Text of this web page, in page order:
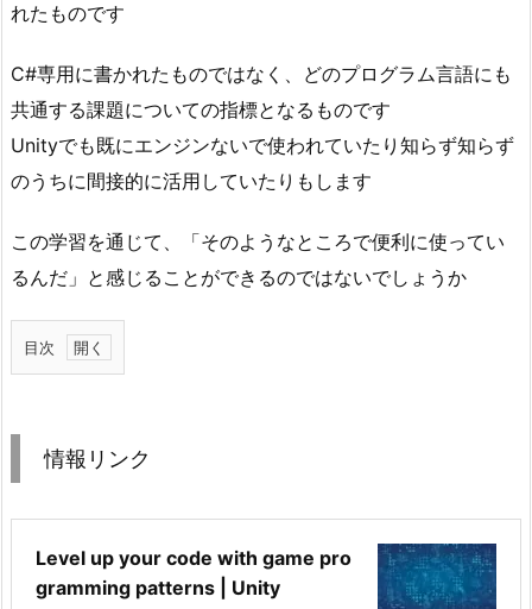
れたものです
C#専用に書かれたものではなく、どのプログラム言語にも
共通する課題についての指標となるものです
Unityでも既にエンジンないで使われていたり知らず知らず
のうちに間接的に活用していたりもします
この学習を通じて、「そのようなところで便利に使ってい
るんだ」と感じることができるのではないでしょうか
目次
1.
リ
1.
1.
情報リンク
Level up your code with game pro
gramming patterns | Unity